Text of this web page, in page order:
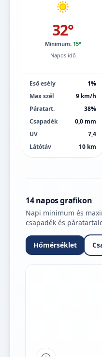
32°
Minimum: 15°
Napos idő
Eső esély
1%
Max szél
9 km/h
Páratart.
38%
Csapadék
0,0 mm
UV
7,4
Látótáv
10 km
14 napos grafikon
Napi minimum és
csapadék és
Hőmérséklet